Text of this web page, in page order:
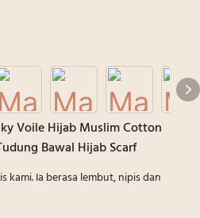
Voile Hijab Muslim Cotton
Bawal Hijab Scarf
Ia berasa lembut, nipis dan